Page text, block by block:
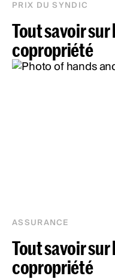
PRIX DU SYNDIC
Tout savoir
copropriété
ASSURANCE
Tout savoir
copropriété